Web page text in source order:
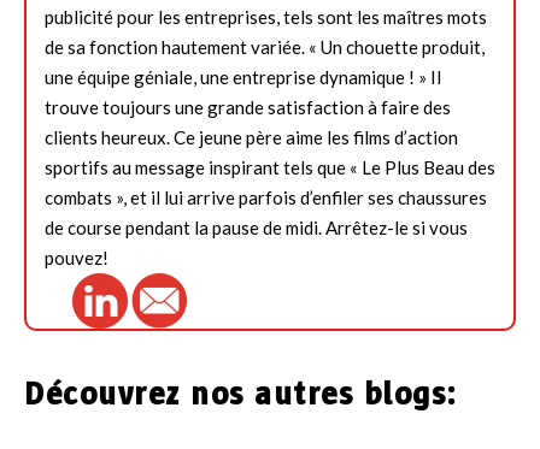
publicité pour les entreprises, tels sont les maîtres mots
de sa fonction hautement variée. « Un chouette produit,
une équipe géniale, une entreprise dynamique ! » Il
trouve toujours une grande satisfaction à faire des
clients heureux. Ce jeune père aime les films d’action
sportifs au message inspirant tels que « Le Plus Beau des
combats », et il lui arrive parfois d’enfiler ses chaussures
de course pendant la pause de midi. Arrêtez-le si vous
pouvez!
Découvrez nos autres blogs: